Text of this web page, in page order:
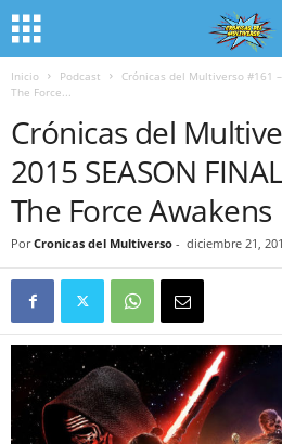
Inicio Podcast
Crónicas del Multiverso #161 –
The Force...
Crónicas del
2015 SEASON
The Force Awakens
Por Cronicas del Multiverso - diciembre 21,